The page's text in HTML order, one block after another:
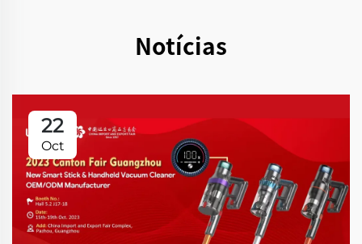
Notícias
22
Oct